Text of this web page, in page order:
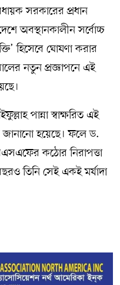
সরকারের প্রধান
অবস্থানকালীন সর্বোচ্চ
হিসেবে ঘোষণা করার
নতুন প্রজ্ঞাপনে এই
পান্না স্বাক্ষরিত এই
জানানো হয়েছে। ফলে ড.
কঠোর নিরাপত্তা
তিনি সেই একই মর্যাদা